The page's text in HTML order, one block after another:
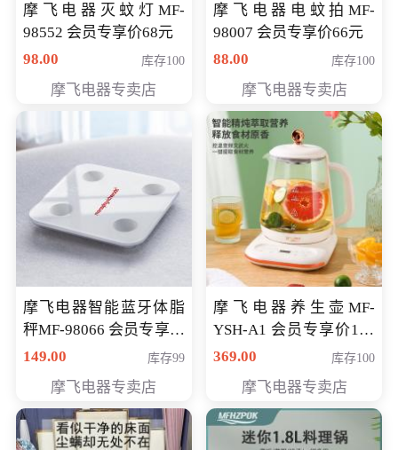
摩飞电器灭蚊灯MF-
98552 会员专享价68元
98.00
库存100
摩飞电器专卖店
摩飞电器电蚊拍MF-
98007 会员专享价66元
88.00
库存100
摩飞电器专卖店
摩飞电器智能蓝牙体脂
秤MF-98066 会员专享价
98元
149.00 库存99
摩飞电器专卖店
摩飞电器养生壶MF-
YSH-A1 会员专享价198
元
369.00 库存100
摩飞电器专卖店